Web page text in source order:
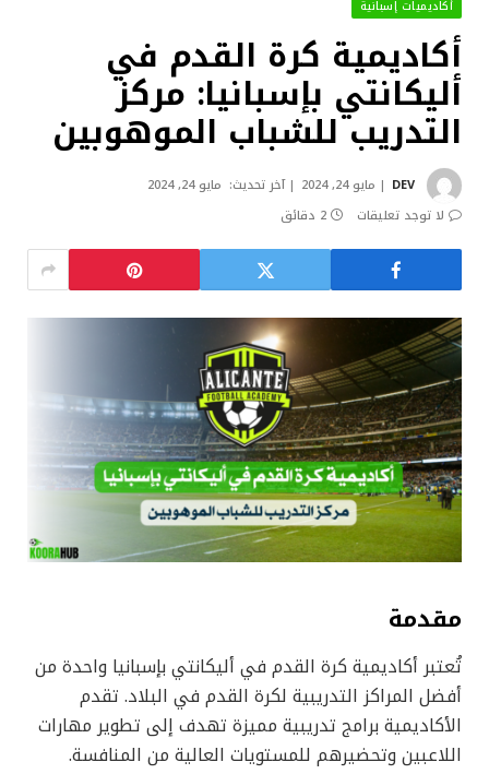
أكاديميات إسبانية
أكاديمية كرة القدم في
أليكانتي بإسبانيا: مركز
التدريب للشباب الموهوبين
DEV مايو 24, 2024 آخر تحديث: مايو 24, 2024
لا توجد تعليقات
2 دقائق
مقدمة
تُعتبر أكاديمية كرة القدم في أليكانتي بإسبانيا واحدة من
أفضل المراكز التدريبية لكرة القدم في البلاد. تقدم
الأكاديمية برامج تدريبية مميزة تهدف إلى تطوير مهارات
اللاعبين وتحضيرهم للمستويات العالية من المنافسة.